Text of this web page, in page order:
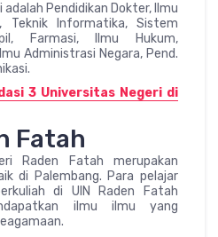
Pendidikan Dokter, Ilmu
Teknik Informatika, Sistem
Farmasi, Ilmu Hukum,
Administrasi Negara, Pend.
3 Universitas Negeri di
Fatah
Raden Fatah merupakan
di Palembang. Para pelajar
di UIN Raden Fatah
ilmu ilmu yang